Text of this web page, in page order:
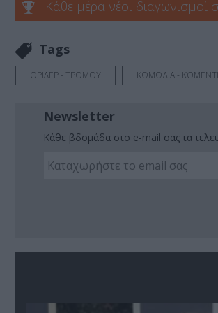
Κάθε μέρα νέοι διαγωνισμοί
Tags
ΘΡΙΛΕΡ - ΤΡΟΜΟΥ ΚΩΜΩΔΙΑ - ΚΟΜΕΝΤΙ
Newsletter
Κάθε βδομάδα στο e-mail σας τα